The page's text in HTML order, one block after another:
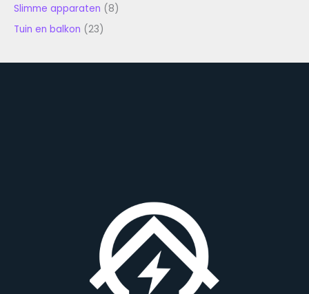
Slimme apparaten (8)
Tuin en balkon (23)